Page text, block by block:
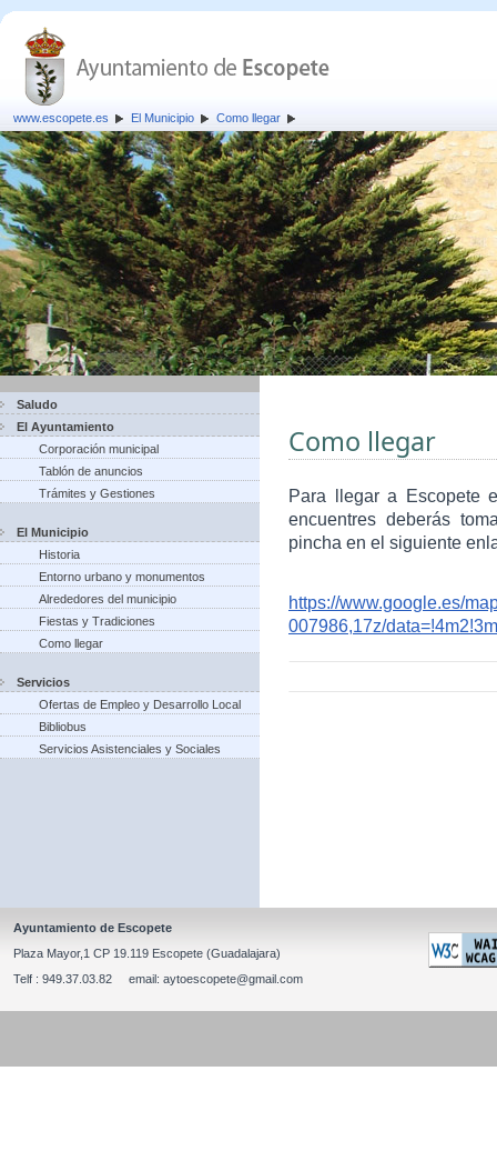
www.escopete.es El Municipio Como llegar
Saludo
El Ayuntamiento
Corporación municipal
Tablón de anuncios
Trámites y Gestiones
El Municipio
Historia
Entorno urbano y monumentos
Alrededores del municipio
Fiestas y Tradiciones
Como llegar
Servicios
Ofertas de Empleo y Desarrollo Local
Bibliobus
Servicios Asistenciales y Sociales
Como llegar
Para llegar a Escopete
encuentres deberás
pincha en el siguiente
https://www.google.es/
007986,17z/
Ayuntamiento de Escopete
Plaza Mayor,1 CP 19.119 Escopete (Guadalajara)
Telf : 949.37.03.82 email: aytoescopete@gmail.com